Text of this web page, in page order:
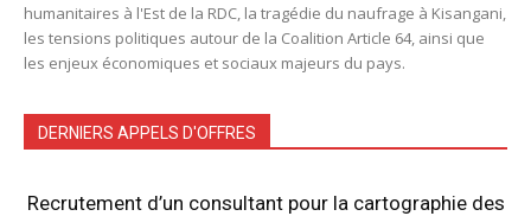
humanitaires à l'Est de la RDC, la tragédie du naufrage à Kisangani,
les tensions politiques autour de la Coalition Article 64, ainsi que
les enjeux économiques et sociaux majeurs du pays.
DERNIERS APPELS D'OFFRES
Recrutement d’un consultant pour la cartographie des